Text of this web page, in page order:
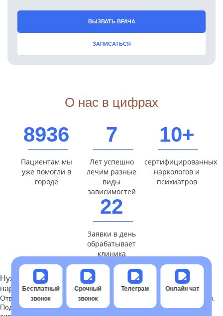
ВЫЗВАТЬ ВРАЧА
ЗАПИСАТЬСЯ
О нас в цифрах
8936
Пациентам мы
уже помогли в
городе
7
Лет успешно
лечим разные
виды
зависимостей
10+
сертифицированных
наркологов и
психиатров
22
Заявки в день
обрабатывает
клиника
Нужна помощь прямо сейчас? Бесплатная консультация
нарколога
Отвечаем на вопросы по зависимости, лечению и реабилитации.
Подберем безопасный и анонимный формат помощи под вашу
Бесплатный
звонок
Срочный
звонок
Телеграм Онлайн чат